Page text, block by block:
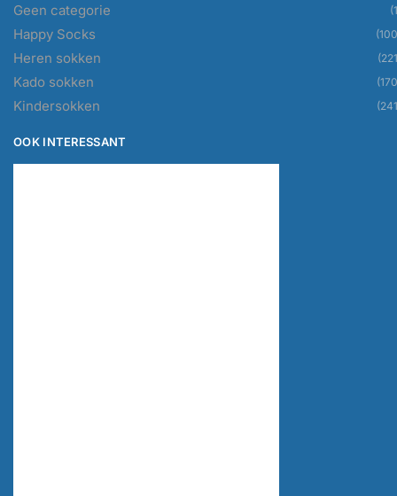
Geen categorie
Happy Socks
Heren sokken
Kado sokken
Kindersokken
OOK INTERESSANT